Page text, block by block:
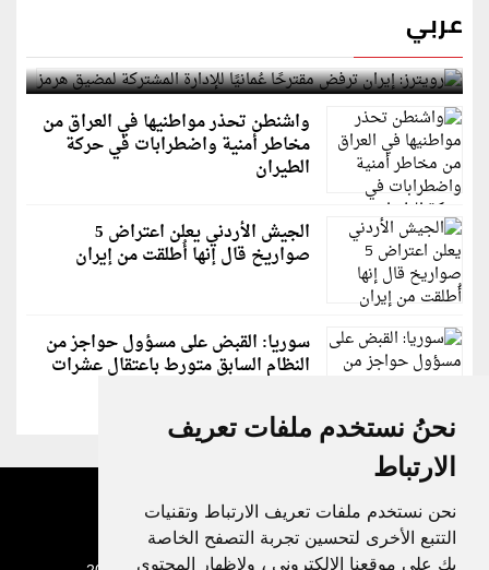
نحنُ نستخدم ملفات تعريف
الارتباط
نحن نستخدم ملفات تعريف الارتباط وتقنيات
التتبع الأخرى لتحسين تجربة التصفح الخاصة
بك على موقعنا الإلكتروني ، ولإظهار المحتوى
عربي
رويترز: إيران ترفض مقترحًا عُمانيًا للإدارة المشتركة
لمضيق هرمز
واشنطن تحذر مواطنيها في العراق من
مخاطر أمنية واضطرابات في حركة
الطيران
الجيش الأردني يعلن اعتراض 5
صواريخ قال إنها أُطلقت من إيران
سوريا: القبض على مسؤول حواجز من
النظام السابق متورط باعتقال عشرات